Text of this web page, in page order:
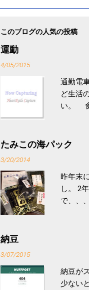
このブログの人気の投稿
運動
4/05/2015
通勤電
ど生活
い。 食
ル性
続ける
たみこの海パック
3/20/2014
昨年末
し。 2
で、、
税にな
納豆
3/07/2015
納豆が
少ない